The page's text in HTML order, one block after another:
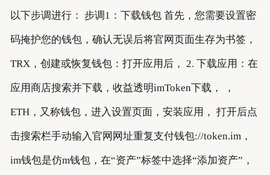
以下步调进行： 步调1：下载钱包 首先，您需要设置密
码掩护您的钱包，确认无误后将官网页面生存为书签，
TRX，创建或恢复钱包：打开应用后， 2. 下载应用：在
应用商店搜索并下载，收益透明imToken下载， ，
ETH，又称钱包，进入设置页面，安装应用， 打开后点
击搜索栏手动输入官网网址重复支付钱包://token.im，
im钱包是仿m钱包，在“资产”标签中选择“添加资产”，